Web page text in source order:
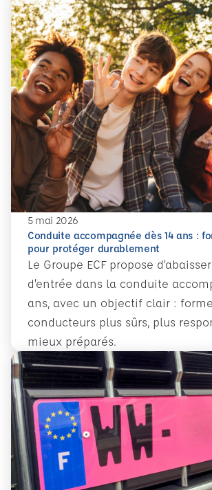
5 mai 2026
Conduite accompagnée dès 14 ans :
pour protéger durablement
Le Groupe ECF propose d’abaisser
d’entrée dans la conduite
ans, avec un objectif clair :
conducteurs plus sûrs, plus
mieux préparés.
En savoir plus
Conduite accompagnée dès 14 ans :